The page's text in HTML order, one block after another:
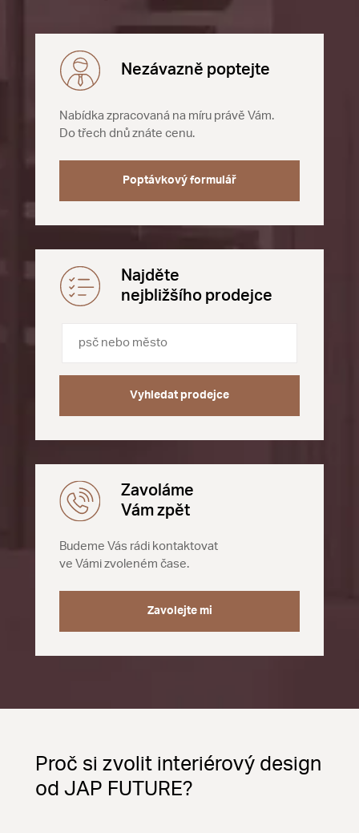
Nezávazně poptejte
Nabídka zpracovaná na míru právě Vám.
Do třech dnů znáte cenu.
Poptávkový formulář
Najděte
nejbližšího prodejce
Vyhledat prodejce
Zavoláme
Vám zpět
Budeme Vás rádi kontaktovat
ve Vámi zvoleném čase.
Zavolejte mi
Proč si zvolit interiérový design
od JAP FUTURE?